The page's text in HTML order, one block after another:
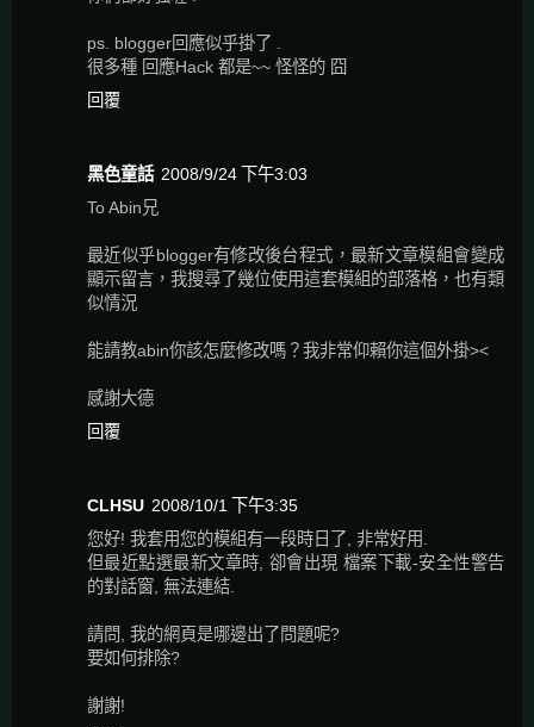
ps. blogger回應似乎掛了 .
很多種 回應Hack 都是~~ 怪怪的 囧
回覆
黑色童話 2008/9/24 下午3:03
To Abin兄
最近似乎blogger有修改後台程式，最新文章模組會變成
顯示留言，我搜尋了幾位使用這套模組的部落格，也有類
似情況
能請教abin你該怎麼修改嗎？我非常仰賴你這個外掛><
感謝大德
回覆
CLHSU 2008/10/1 下午3:35
您好! 我套用您的模組有一段時日了, 非常好用.
但最近點選最新文章時, 卻會出現 檔案下載-安全性警告
的對話窗, 無法連結.
請問, 我的網頁是哪邊出了問題呢?
要如何排除?
謝謝!